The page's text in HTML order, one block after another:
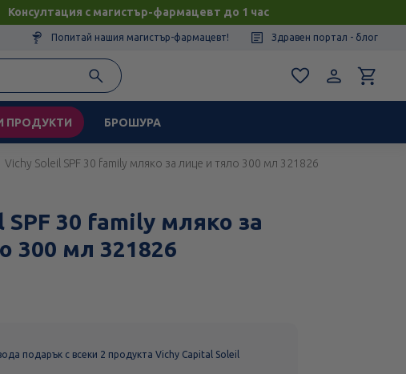
Консултация с магистър-фармацевт до 1 час
Попитай нашия магистър-фармацевт! Здравен портал - блог
ПРОДУКТИ БРОШУРА
Vichy Soleil SPF 30 family мляко за лице и тяло 300 мл 321826
30 family мляко за
300 мл 321826
подарък с всеки 2 продукта Vichy Capital Soleil